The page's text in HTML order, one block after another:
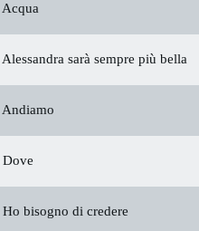
Acqua
Alessandra sarà sempre più bella
Andiamo
Dove
Ho bisogno di credere